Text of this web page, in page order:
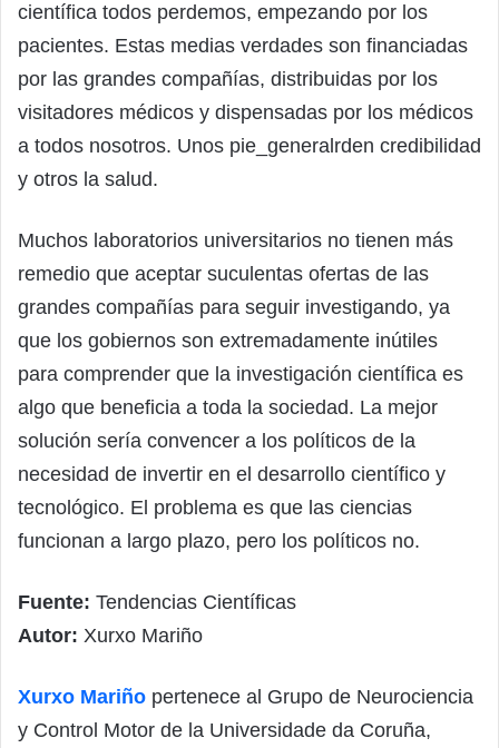
científica todos perdemos, empezando por los
pacientes. Estas medias verdades son financiadas
por las grandes compañías, distribuidas por los
visitadores médicos y dispensadas por los médicos
a todos nosotros. Unos pie_generalrden credibilidad
y otros la salud.
Muchos laboratorios universitarios no tienen más
remedio que aceptar suculentas ofertas de las
grandes compañías para seguir investigando, ya
que los gobiernos son extremadamente inútiles
para comprender que la investigación científica es
algo que beneficia a toda la sociedad. La mejor
solución sería convencer a los políticos de la
necesidad de invertir en el desarrollo científico y
tecnológico. El problema es que las ciencias
funcionan a largo plazo, pero los políticos no.
Fuente: Tendencias Científicas
Autor: Xurxo Mariño
Xurxo Mariño pertenece al Grupo de Neurociencia
y Control Motor de la Universidade da Coruña,